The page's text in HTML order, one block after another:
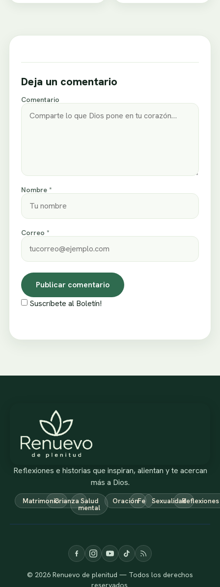
Deja un comentario
Comentario
Nombre *
Correo *
Suscríbete al Boletín!
Reflexiones e historias que inspiran, alientan y te acercan
más a Dios.
MatrimonioCrianza Salud
mental
OraciónFe SexualidadReflexiones
© 2026 Renuevo de plenitud — Todos los derechos
reservados.